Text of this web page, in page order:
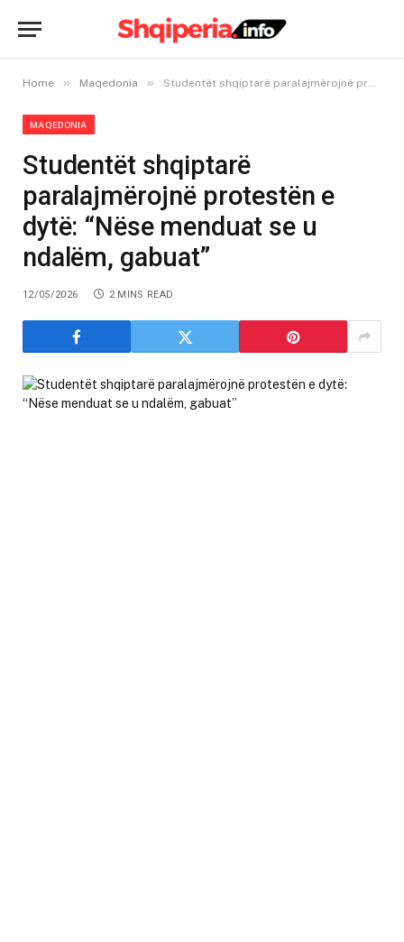
Home » Maqedonia » Studentët shqiptarë paralajmërojnë protestën e dytë: “Nëse menduat se u ndalëm, gabuat”
MAQEDONIA
Studentët shqiptarë
paralajmërojnë protestën e
dytë: “Nëse menduat se u
ndalëm, gabuat”
12/05/2026 2 MINS READ